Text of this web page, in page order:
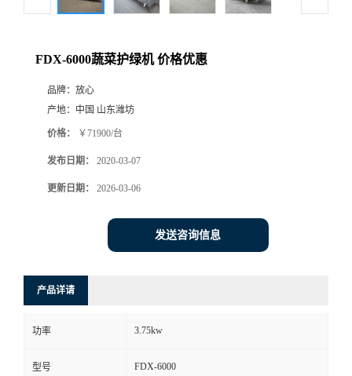
FDX-6000蔬菜护绿机 价格优惠
品牌： 放心
产地： 中国 山东潍坊
价格： ￥71900/台
发布日期： 2020-03-07
更新日期： 2026-03-06
发送咨询信息
产品详请
功率 3.75kw
型号 FDX-6000